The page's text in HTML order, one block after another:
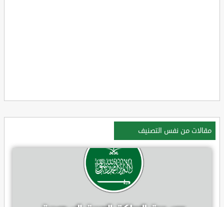
مقالات من نفس التصنيف